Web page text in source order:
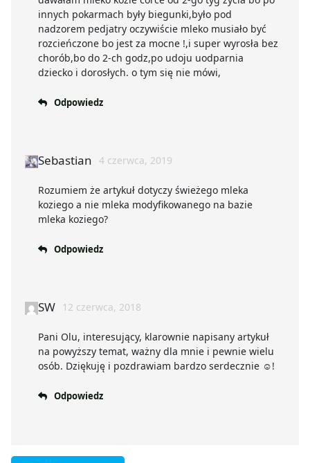
innych pokarmach były biegunki,było pod
nadzorem pedjatry oczywiście mleko musiało być
rozcieńczone bo jest za mocne !,i super wyrosła bez
chorób,bo do 2-ch godz,po udoju uodparnia
dziecko i dorosłych. o tym się nie mówi,
Odpowiedz
Sebastian 4 czerwca, 2019
Rozumiem że artykuł dotyczy świeżego mleka
koziego a nie mleka modyfikowanego na bazie
mleka koziego?
Odpowiedz
SW 12 czerwca, 2018
Pani Olu, interesujący, klarownie napisany artykuł
na powyższy temat, ważny dla mnie i pewnie wielu
osób. Dziękuję i pozdrawiam bardzo serdecznie ☺!
Odpowiedz